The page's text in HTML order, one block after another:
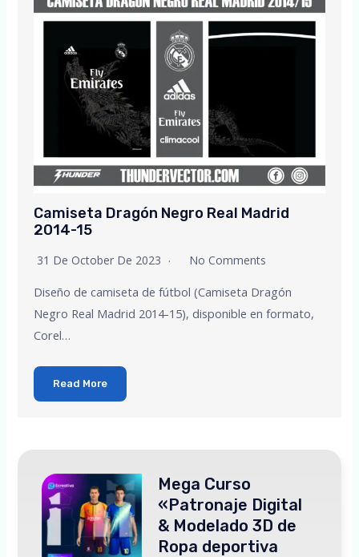
Camiseta Dragón Negro Real Madrid
2014-15
31 De October De 2023 No Comments
Diseño de camiseta de fútbol (Camiseta Dragón
Negro Real Madrid 2014-15), disponible en formato,
Corel…
Read More
Mega Curso
«Patronaje Digital
& Modelado 3D de
Ropa deportiva